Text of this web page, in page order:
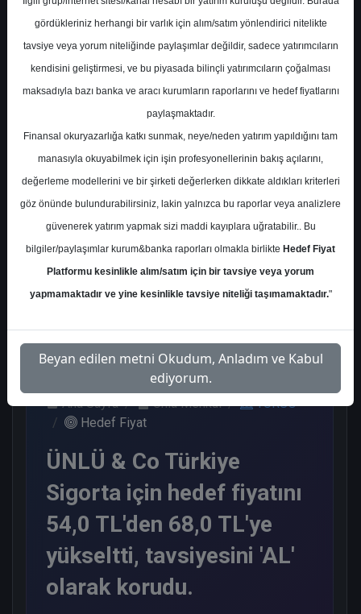
En Yüksek Tahmin
Ortalama Fiyat Tahmini
Ortalama Getiri Potansiyeli
Kurum Sayısı
14
9
Get.
4 1
Ana Sayfa Ünlü Menkul
TURSG
Hedef Fiyat
ÜNLÜ & Co Türkiye
Sigorta için hedef fiyatını
54,0 TL'den 68,0 TL'ye
yükseltti, tavsiyesini 'AL'
olarak korudu.
gördükleriniz herhangi bir varlık için alım/satım yönlendirici nitelikte
tavsiye veya yorum niteliğinde paylaşımlar değildir, sadece yatırımcıların
kendisini geliştirmesi, ve bu piyasada bilinçli yatırımcıların çoğalması
maksadıyla bazı banka ve aracı kurumların raporlarını ve hedef fiyatlarını
paylaşmaktadır.
Finansal okuryazarlığa katkı sunmak, neye/neden yatırım yapıldığını tam
manasıyla okuyabilmek için işin profesyonellerinin bakış açılarını,
değerleme modellerini ve bir şirketi değerlerken dikkate aldıkları kriterleri
göz önünde bulundurabilirsiniz, lakin yalnızca bu raporlar veya analizlere
güvenerek yatırım yapmak sizi maddi kayıplara uğratabilir.. Bu
bilgiler/paylaşımlar kurum&banka raporları olmakla birlikte Hedef Fiyat
Platformu kesinlikle alım/satım için bir tavsiye veya yorum
yapmamaktadır ve yine kesinlikle tavsiye niteliği taşımamaktadır."
Beyan edilen metni Okudum, Anladım ve Kabul
ediyorum.